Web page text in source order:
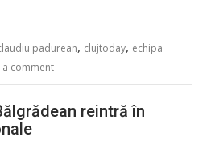
padurean, clujtoday, echipa
a comment
reintră în